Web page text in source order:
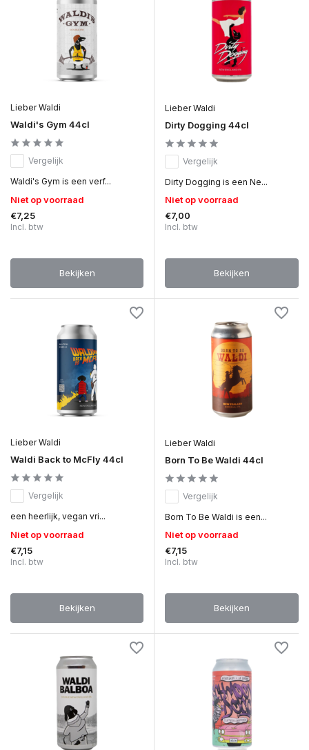
Lieber Waldi
Waldi's Gym 44cl
Vergelijk
Waldi's Gym is een verf...
Niet op voorraad
€7,25
Incl. btw
Bekijken
Lieber Waldi
Dirty Dogging 44cl
Vergelijk
Dirty Dogging is een Ne...
Niet op voorraad
€7,00
Incl. btw
Bekijken
Lieber Waldi
Waldi Back to McFly 44cl
Vergelijk
een heerlijk, vegan vri...
Niet op voorraad
€7,15
Incl. btw
Bekijken
Lieber Waldi
Born To Be Waldi 44cl
Vergelijk
Born To Be Waldi is een...
Niet op voorraad
€7,15
Incl. btw
Bekijken